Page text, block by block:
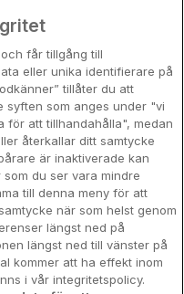
dates
Kokoloko
from centre
dates
995 kr
får tillgång till
eller unika identifierare på
tillåter du att
syften som anges under "vi
för att tillhandahålla", medan
återkallar ditt samtycke
är inaktiverade kan
du ser vara mindre
till denna meny för att
när som helst genom
längst ned på
längst ned till vänster på
kommer att ha effekt inom
i vår integritetspolicy.